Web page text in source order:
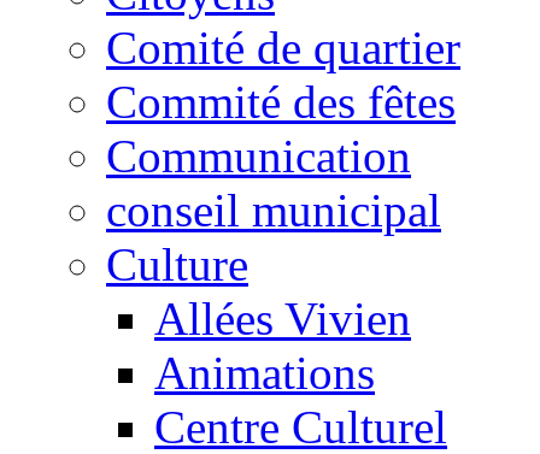
Comité de quartier
Commité des fêtes
Communication
conseil municipal
Culture
Allées Vivien
Animations
Centre Culturel